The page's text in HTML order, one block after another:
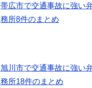
帯広市で交通事故に強い
務所8件のまとめ
旭川市で交通事故に強い
務所18件のまとめ